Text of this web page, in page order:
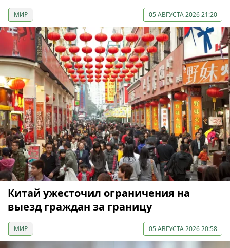
МИР 05 АВГУСТА 2026 21:20
Китай ужесточил ограничения на
выезд граждан за границу
МИР 05 АВГУСТА 2026 20:58